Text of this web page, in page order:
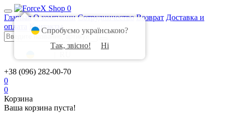
0
Главная О компании Сотрудничество Возврат Доставка и
оплата
Контакты
+38 (096) 282-00-70
0
0
Корзина
Ваша корзина пуста!
Спробуємо українською?
Так, звісно!
Ні